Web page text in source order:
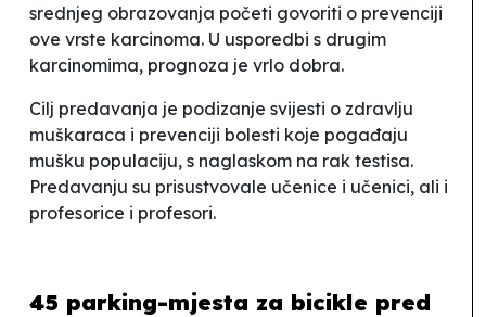
srednjeg obrazovanja početi govoriti o prevenciji
ove vrste karcinoma. U usporedbi s drugim
karcinomima, prognoza je vrlo dobra.
Cilj predavanja je podizanje svijesti o zdravlju
muškaraca i prevenciji bolesti koje pogađaju
mušku populaciju, s naglaskom na rak testisa.
Predavanju su prisustvovale učenice i učenici, ali i
profesorice i profesori.
45 parking-mjesta za bicikle pred